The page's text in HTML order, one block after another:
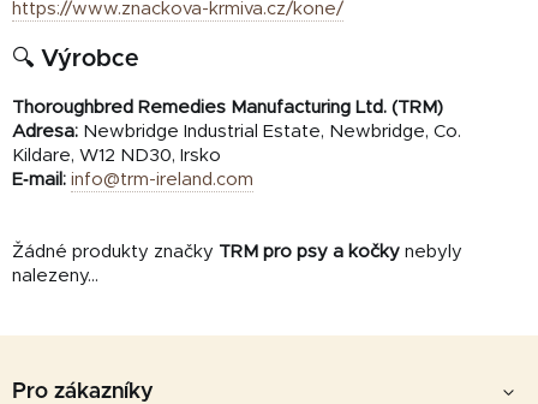
https://www.znackova-krmiva.cz/kone/
🔍 Výrobce
Thoroughbred Remedies Manufacturing Ltd. (TRM)
Adresa: Newbridge Industrial Estate, Newbridge, Co.
Kildare, W12 ND30, Irsko
E‑mail: info@trm-ireland.com
Žádné produkty značky TRM pro psy a kočky nebyly
nalezeny...
Pro zákazníky